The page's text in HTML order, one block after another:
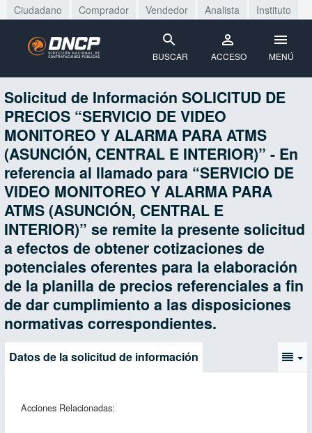
Ciudadano Comprador Vendedor Analista Instituto
BUSCAR ACCESO MENÚ
Solicitud de Información SOLICITUD DE
PRECIOS “SERVICIO DE VIDEO
MONITOREO Y ALARMA PARA ATMS
(ASUNCIÓN, CENTRAL E INTERIOR)” - En
referencia al llamado para “SERVICIO DE
VIDEO MONITOREO Y ALARMA PARA
ATMS (ASUNCIÓN, CENTRAL E
INTERIOR)” se remite la presente solicitud
a efectos de obtener cotizaciones de
potenciales oferentes para la elaboración
de la planilla de precios referenciales a fin
de dar cumplimiento a las disposiciones
normativas correspondientes.
Datos de la solicitud de información
Acciones Relacionadas: